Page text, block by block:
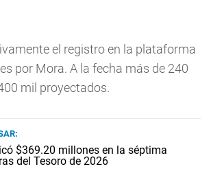
el registro en la plataforma
por Mora. A la fecha más de 240
mil proyectados.
$369.20 millones en la séptima
del Tesoro de 2026